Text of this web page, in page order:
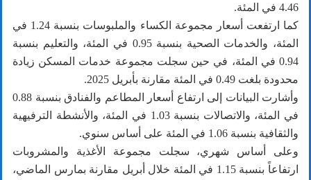
4.46 في المئة.
كما ارتفعت أسعار مجموعة الكساء والملبوسات بنسبة 1.24 في
المئة، والخدمات الصحية بنسبة 0.95 في المئة، والتعليم بنسبة
0.94 في المئة، في حين سجلت مجموعة خدمات المسكن زيادة
محدودة بلغت 0.49 في المئة مقارنة بأبريل 2025.
وأشارت البيانات إلى ارتفاع أسعار المطاعم والفنادق بنسبة 0.88
في المئة، والاتصالات بنسبة 1.03 في المئة، والأنشطة الترفيهية
والثقافية بنسبة 1.06 في المئة على أساس سنوي.
وعلى أساس شهري، سجلت مجموعة الأغذية والمشروبات
ارتفاعاً بنسبة 1.15 في المئة خلال أبريل مقارنة بمارس الماضي،